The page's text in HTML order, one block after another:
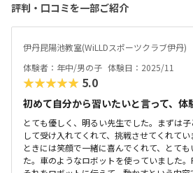
評判・口コミを一部ご紹介
伊丹昆陽池教室(WiLLDスポーツクラブ伊丹)
体験者：年中/男の子 体験日：2025/11
★★★★★ 5.0
初めて自分から習いたいと言って、体
とても優しく、明るい先生でした。まずは
して受け入れてくれて、挑戦させてくれて
ときには笑顔で一緒に喜んでくれて、とて
た。車のようなロボットを使っていました。